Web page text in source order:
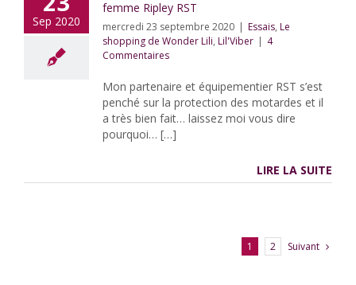
Sep 2020
femme Ripley RST
mercredi 23 septembre 2020 | Essais, Le
shopping de Wonder Lili, Lil'Viber | 4
Commentaires
Mon partenaire et équipementier RST s’est
penché sur la protection des motardes et il
a très bien fait… laissez moi vous dire
pourquoi… […]
LIRE LA SUITE
1 2 Suivant